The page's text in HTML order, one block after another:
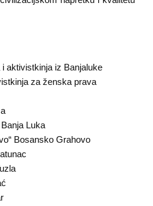
aktivistkinja iz Banjaluke
za ženska prava
Luka
Bosansko Grahovo